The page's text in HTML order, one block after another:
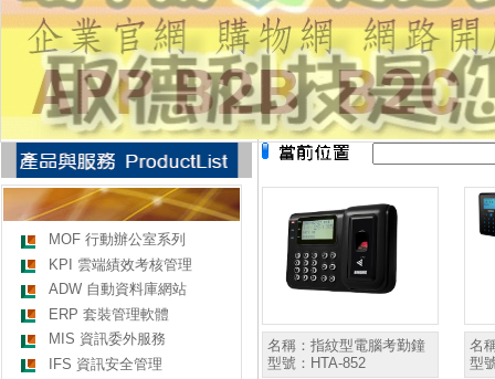
MOF 行動辦公室系列
KPI 雲端績效考核管理
ADW 自動資料庫網站
ERP 套裝管理軟體
MIS 資訊委外服務
IFS 資訊安全管理
名稱： 指紋型電腦考勤鐘
型號： HTA-852
名
型